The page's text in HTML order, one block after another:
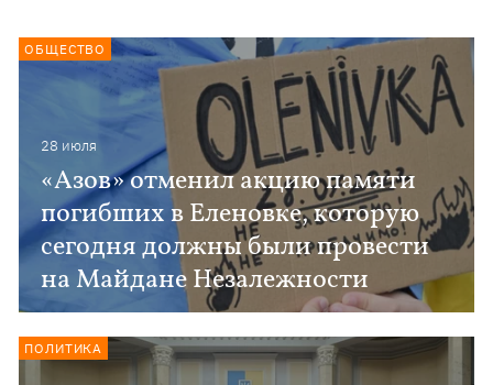
28 июля
«Азов» отменил акцию памяти
погибших в Еленовке, которую
сегодня должны были провести
на Майдане Незалежности
ОБЩЕСТВО
ПОЛИТИКА